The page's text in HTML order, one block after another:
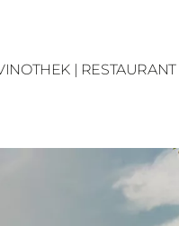
| RESTAURANT